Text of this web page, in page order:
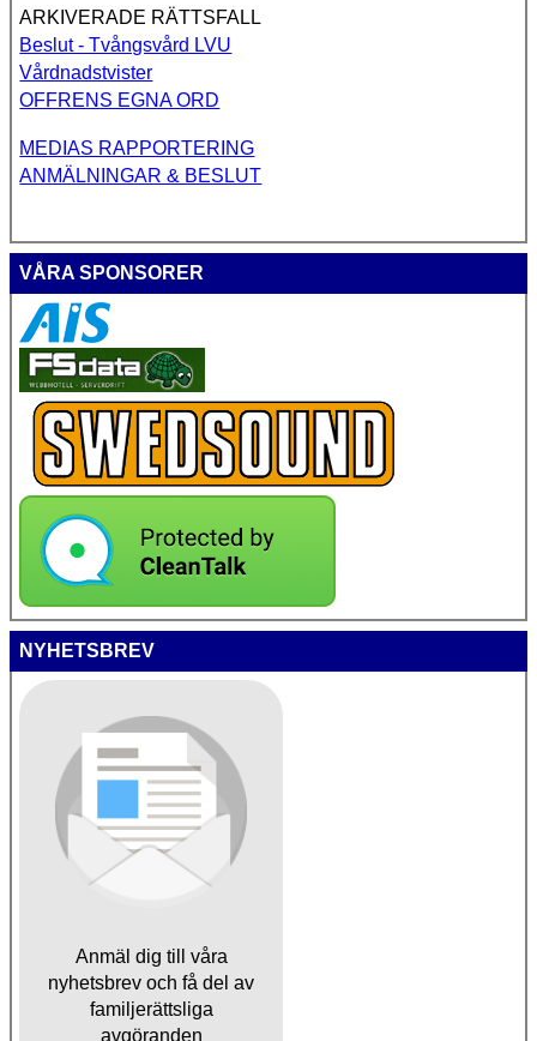
ARKIVERADE RÄTTSFALL
Beslut - Tvångsvård LVU
Vårdnadstvister
OFFRENS EGNA ORD
MEDIAS RAPPORTERING
ANMÄLNINGAR & BESLUT
VÅRA SPONSORER
NYHETSBREV
Anmäl dig till våra
nyhetsbrev och få del av
familjerättsliga
avgöranden